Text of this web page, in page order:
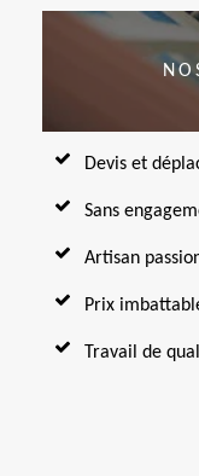
Devis et
Sans
Artisan
Prix
Travail de